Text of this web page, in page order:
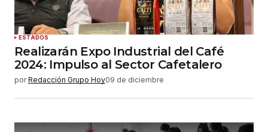
ESTADOS
Realizarán Expo Industrial del Café
2024: Impulso al Sector Cafetalero
por Redacción Grupo Hoy09 de diciembre